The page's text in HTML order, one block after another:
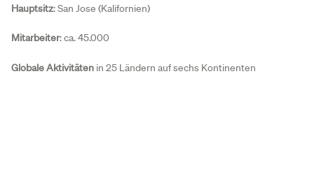
Hauptsitz: San Jose (Kalifornien)
Mitarbeiter: ca. 45.000
Globale Aktivitäten in 25 Ländern auf sechs Kontinenten